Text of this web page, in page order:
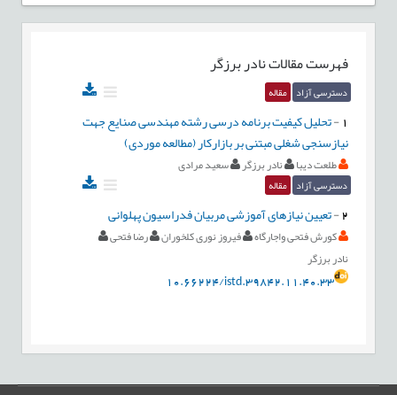
فهرست مقالاتنادر برزگر
دسترسی آزاد مقاله
-تحلیل کیفیت برنامه درسی رشته مهندسی صنایع جهت
نیازسنجی شغلی مبتنی بر بازارکار (مطالعه موردی)
طلعت دیبا نادر برزگر سعید مرادی
دسترسی آزاد مقاله
2
-تعیین نیازهای آموزشی مربیان فدراسیون پهلوانی
کورش فتحی واجارگاه فیروز نوری كلخوران
رضا فتحی
نادر برزگر
10.66224/istd.39842.11.40.33